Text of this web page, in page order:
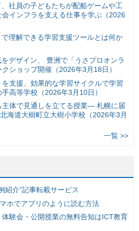
社員の子どもたちが配船ゲームや工
インフラを支える仕事を学ぶ（2026
で理解できる学習支援ツールとは何か
デザイン、 豊洲で「うさプロオンラ
ショップ開催（2026年3月18日）
支援、効果的な学習サイクルで学習
高等学校（2026年3月10日）
主体で見通しを立てる授業— 札幌に届
海道大樹町立大樹小学校（2026年3月
一覧 >>
紹介”記事転載サービス
ホでアプリのように読む方法
験会・公開授業の無料告知はICT教育